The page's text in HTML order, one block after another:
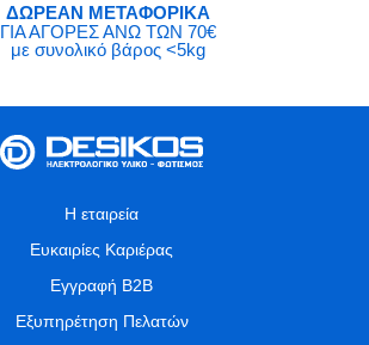
ΔΩΡΕΑΝ ΜΕΤΑΦΟΡΙΚΑ
ΓΙΑ ΑΓΟΡΕΣ ΑΝΩ ΤΩΝ 70€
με συνολικό βάρος <5kg
Η εταιρεία
Ευκαιρίες Καριέρας
Εγγραφή B2B
Εξυπηρέτηση Πελατών